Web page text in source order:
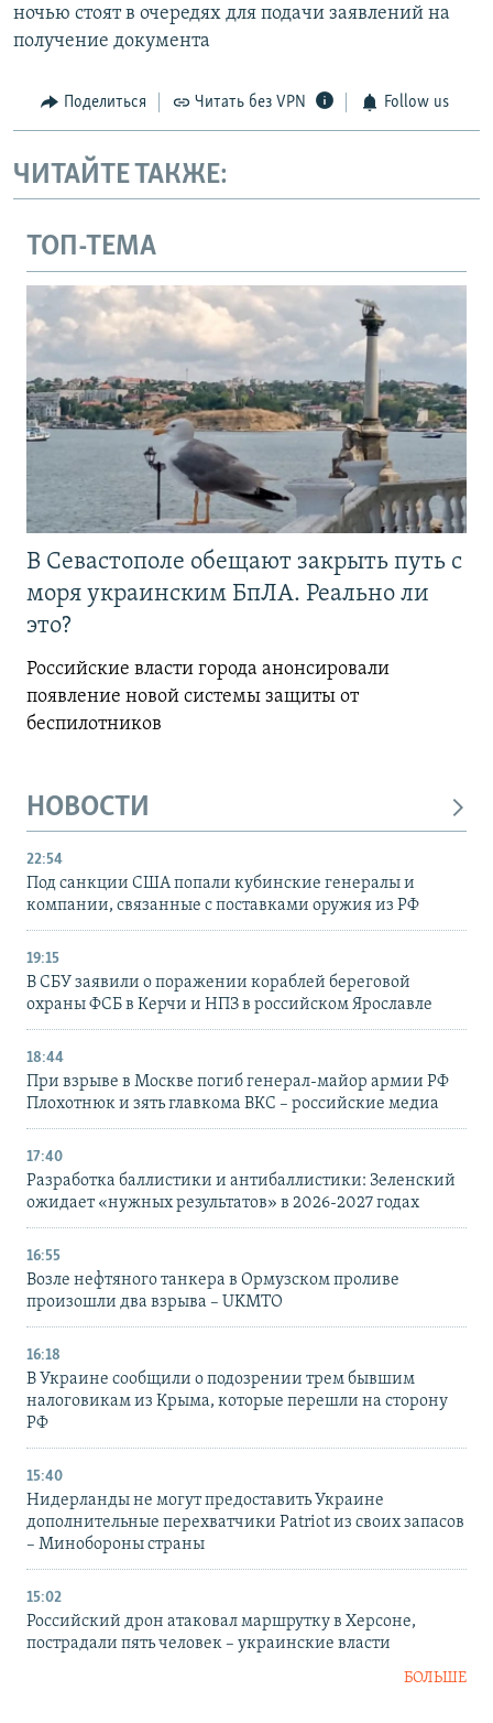
ночью стоят в очередях для подачи заявлений на
получение документа
Поделиться Читать без VPN Follow us
ЧИТАЙТЕ ТАКЖЕ:
ТОП-ТЕМА
В Севастополе обещают закрыть путь с
моря украинским БпЛА. Реально ли
это?
Российские власти города анонсировали
появление новой системы защиты от
беспилотников
НОВОСТИ
22:54
Под санкции США попали кубинские генералы и
компании, связанные с поставками оружия из РФ
19:15
В СБУ заявили о поражении кораблей береговой
охраны ФСБ в Керчи и НПЗ в российском Ярославле
18:44
При взрыве в Москве погиб генерал-майор армии РФ
Плохотнюк и зять главкома ВКС – российские медиа
17:40
Разработка баллистики и антибаллистики: Зеленский
ожидает «нужных результатов» в 2026-2027 годах
16:55
Возле нефтяного танкера в Ормузском проливе
произошли два взрыва – UKMTO
16:18
В Украине сообщили о подозрении трем бывшим
налоговикам из Крыма, которые перешли на сторону
РФ
15:40
Нидерланды не могут предоставить Украине
дополнительные перехватчики Patriot из своих запасов
– Минобороны страны
15:02
Российский дрон атаковал маршрутку в Херсоне,
пострадали пять человек – украинские власти
БОЛЬШЕ